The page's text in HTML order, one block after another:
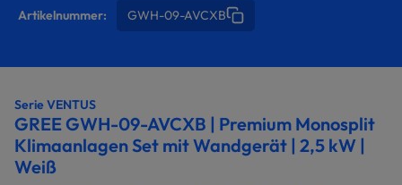
Artikelnummer: GWH-09-AVCXB
Serie VENTUS
GREE GWH-09-AVCXB | Premium Monosplit
Klimaanlagen Set mit Wandgerät | 2,5 kW |
Weiß